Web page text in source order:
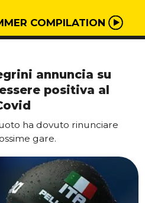
COMPILATION
annuncia su
positiva al
ha dovuto rinunciare
gare.